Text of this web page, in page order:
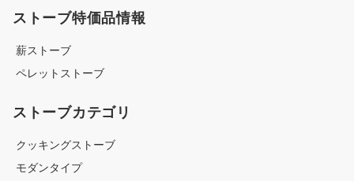
ストーブ特価品情報
薪ストーブ
ペレットストーブ
ストーブカテゴリ
クッキングストーブ
モダンタイプ